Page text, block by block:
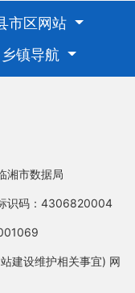
市区网站
乡镇导航
湘市数据局
识码：4306820004
建设维护相关事宜) 网